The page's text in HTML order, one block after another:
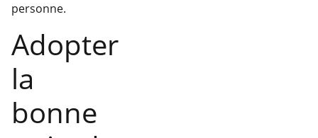
personne.
Adopter
la
bonne